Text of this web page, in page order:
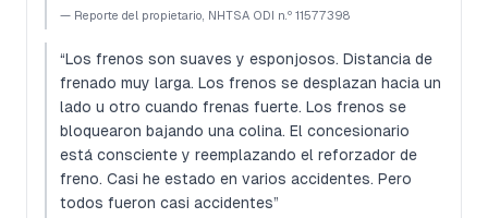
— Reporte del propietario, NHTSA ODI n.º 11577398
“Los frenos son suaves y esponjosos. Distancia de
frenado muy larga. Los frenos se desplazan hacia un
lado u otro cuando frenas fuerte. Los frenos se
bloquearon bajando una colina. El concesionario
está consciente y reemplazando el reforzador de
freno. Casi he estado en varios accidentes. Pero
todos fueron casi accidentes”